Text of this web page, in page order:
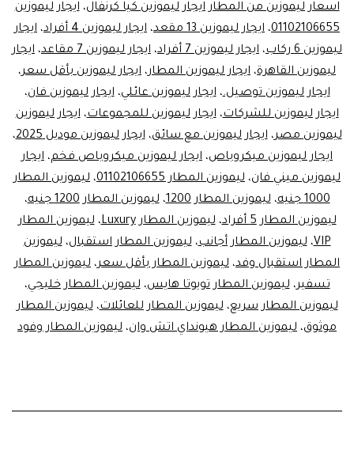
من
800
جنيهاً!
احجز
الآن
ايجار
ليموزين
مع
سائق
اسعار ليموزين من المطار ايجار ليموزين كيا كرنفال،ايجار ليموزين
01102106655، ايجار ليموزين 13 مقعد ، ايجار ليموزين 4 أفراد ، ايجار
ليموزين 6 ركاب
، ايجار ليموزين 7 أفراد ، ايجار ليموزين 7 مقاعد ، ايجار
ليموزين القاهرة، ايجار ليموزين المطار، ايجار ليموزين بأقل سعر،
ايجار ليموزين توصيل.،ايجار ليموزين عائلي،ايجار ليموزين فان،
ايجار ليموزين للشركات،ايجار ليموزين للمجموعات،ايجار ليموزين
ليموزين مصر،ايجار ليموزين مع سائق،ايجار ليموزين موديل 2025
،
ايجار ليموزين ميكروباص، ايجار ليموزين ميكروباص فخم، ايجار
ليموزين ميني فان، ليموزين المطار 01102106655 ، ليموزين المطار
1000 جنيه
،ليموزين المطار 1200 ،ليموزين المطار 1200 جنيه
،
ليموزين المطار 5 أفراد
،ليموزين المطار Luxury ،ليموزين المطار
VIP،ليموزين المطار أجانب،ليموزين المطار استقبال،ليموزين
المطار استقبال وفد، ليموزين المطار بأقل سعر، ليموزين المطار
تسفير،ليموزين المطار تويوتا هايس،ليموزين المطار خليجي،
ليموزين المطار سريع،ليموزين المطار للعائلات،ليموزين المطار
موثوق، ليموزين المطار هيونداي اتش وان، ليموزين المطار وفود